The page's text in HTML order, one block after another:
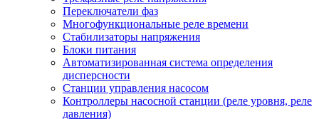
Переключатели фаз
Многофункциональные реле времени
Стабилизаторы напряжения
Блоки питания
Автоматизированная система определения
дисперсности
Станции управления насосом
Контроллеры насосной станции (реле уровня, реле
давления)